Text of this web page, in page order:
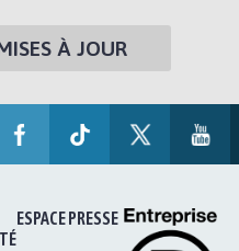
À JOUR
ESPACE PRESSE